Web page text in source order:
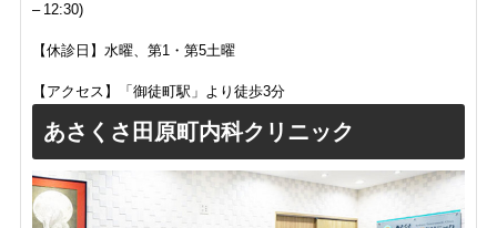
– 12:30)
【休診日】 水曜、第1・第5土曜
【アクセス】「御徒町駅」より徒歩3分
あさくさ田原町内科クリニック